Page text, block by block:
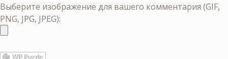
Выберите изображение для вашего комментария (GIF,
PNG, JPG, JPEG):